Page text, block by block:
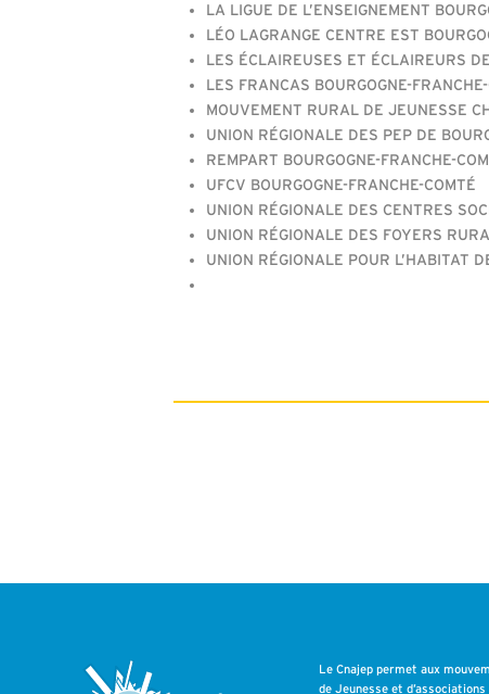
LA LIGUE DE L’ENSEIGNEMENT
LÉO LAGRANGE CENTRE EST
LES ÉCLAIREUSES ET ÉCLAIREURS
LES FRANCAS BOURGOGNE-
MOUVEMENT RURAL DE JEUNESSE
UNION RÉGIONALE DES PEP DE
REMPART BOURGOGNE-FRANCHE-
UFCV BOURGOGNE-FRANCHE-COMTÉ
UNION RÉGIONALE DES CENTRES
UNION RÉGIONALE DES FOYERS
UNION RÉGIONALE POUR L’HABITAT
Le Cnajep permet aux
de Jeunesse et d’associations